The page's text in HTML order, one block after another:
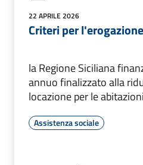
22 APRILE 2026
Criteri per l'erogazione
la Regione Siciliana
annuo finalizzato alla
locazione per le
Assistenza sociale